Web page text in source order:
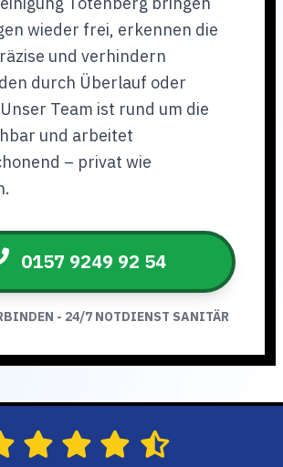
wieder frei, erkennen die
und verhindern
durch Überlauf oder
Team ist rund um die
und arbeitet
– privat wie
0157 9249 92 54
- 24/7 NOTDIENST SANITÄR